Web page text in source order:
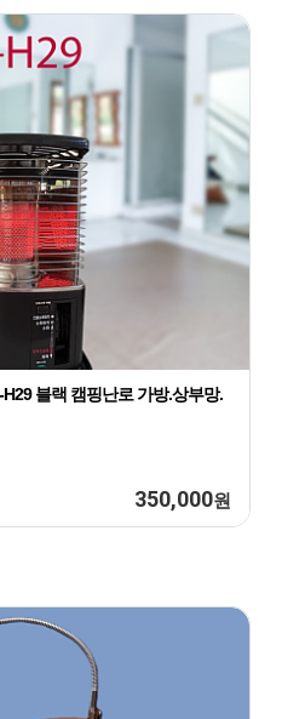
블랙 캠핑난로 가방.상부망.
350,000원